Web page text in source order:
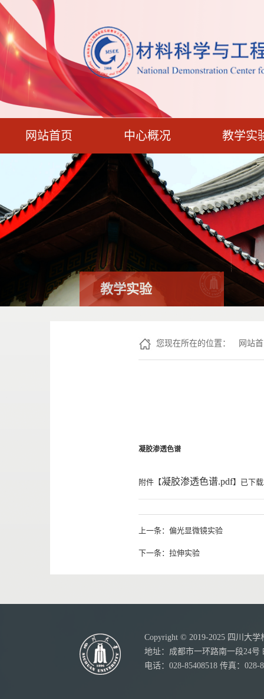
网站首页 中心概况 教学实
教学实验
您现在所在的位置： 网站
凝胶渗透色谱
附件【凝胶渗透色谱.pdf】已下载
上一条： 偏光显微镜实验
下一条： 拉伸实验
Copyright © 2019-2025 四川大
地址：成都市一环路南一段24号
电话：028-85408518 传真：028-